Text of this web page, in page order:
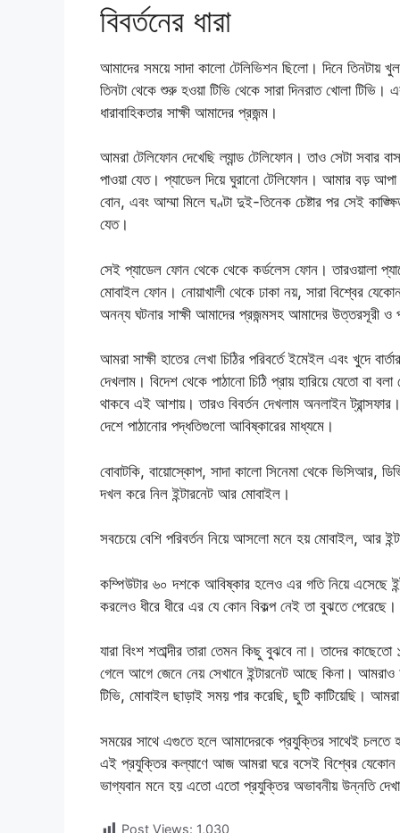
বিবর্তনের ধারা
আমাদের সময়ে সাদা কালো টেলিভিশন ছিলো। দিনে তিনটায়
তিনটা থেকে শুরু হওয়া টিভি থেকে সারা দিনরাত খোলা টিভি।
ধারাবাহিকতার সাক্ষী আমাদের প্রজন্ম।
আমরা টেলিফোন দেখেছি ল্যান্ড টেলিফোন। তাও সেটা সবার
পাওয়া যেত। প্যাডেল দিয়ে ঘুরানো টেলিফোন। আমার বড়
বোন, এবং আম্মা মিলে ঘণ্টা দুই-তিনেক চেষ্টার পর সেই
যেত।
সেই প্যাডেল ফোন থেকে থেকে কর্ডলেস ফোন। তারওয়ালা
মোবাইল ফোন। নোয়াখালী থেকে ঢাকা নয়, সারা বিশ্বের
অনন্য ঘটনার সাক্ষী আমাদের প্রজন্মসহ আমাদের উত্তরসূরী ও
আমরা সাক্ষী হাতের লেখা চিঠির পরিবর্তে ইমেইল এবং খুদে
দেখলাম। বিদেশ থেকে পাঠানো চিঠি প্রায় হারিয়ে যেতো বা
থাকবে এই আশায়। তারও বিবর্তন দেখলাম অনলাইন
দেশে পাঠানোর পদ্ধতিগুলো আবিষ্কারের মাধ্যমে।
বোবাটকি, বায়োস্কোপ, সাদা কালো সিনেমা থেকে ভিসিআর,
দখল করে নিল ইন্টারনেট আর মোবাইল।
সবচেয়ে বেশি পরিবর্তন নিয়ে আসলো মনে হয় মোবাইল, আর
কম্পিউটার ৬০ দশকে আবিষ্কার হলেও এর গতি নিয়ে এসেছে
করলেও ধীরে ধীরে এর যে কোন বিকল্প নেই তা বুঝতে
যারা বিংশ শতাব্দীর তারা তেমন কিছু বুঝবে না। তাদের
গেলে আগে জেনে নেয় সেখানে ইন্টারনেট আছে কিনা।
টিভি, মোবাইল ছাড়াই সময় পার করেছি, ছুটি কাটিয়েছি। আমরা
সময়ের সাথে এগুতে হলে আমাদেরকে প্রযুক্তির সাথেই চলতে
এই প্রযুক্তির কল্যাণে আজ আমরা ঘরে বসেই বিশ্বের যেকোন
ভাগ্যবান মনে হয় এতো এতো প্রযুক্তির অভাবনীয় উন্নতি
Post Views: 1,030